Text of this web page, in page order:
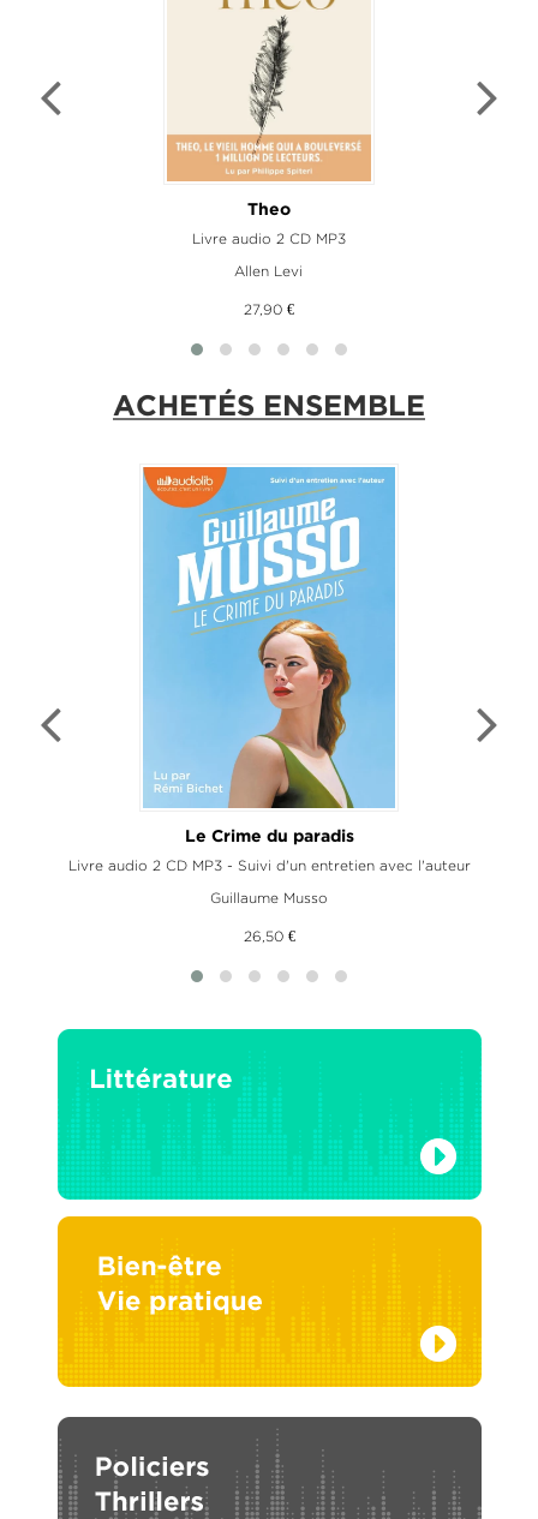
Theo
Livre audio 2 CD MP3
Allen Levi
27,90 €
ACHETÉS ENSEMBLE
Le Crime du paradis
Livre audio 2 CD MP3 - Suivi d'un entretien avec l'auteur
Guillaume Musso
26,50 €